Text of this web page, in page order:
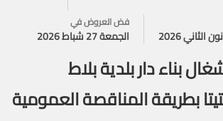
فض العروض في
الجمعة 27 شباط 2026
بناء دار بلدية بلاط
بطريقة المناقصة العمومية